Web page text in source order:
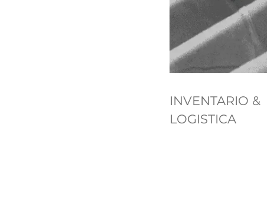
INVENTARIO &
LOGISTICA